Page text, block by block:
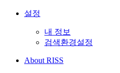
설정
내 정보
검색환경설정
About RISS